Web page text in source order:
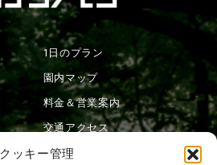
クッキー管理
1日のプラン
園内マップ
料金＆営業案内
交通アクセス
ニジゲンノモリとは？